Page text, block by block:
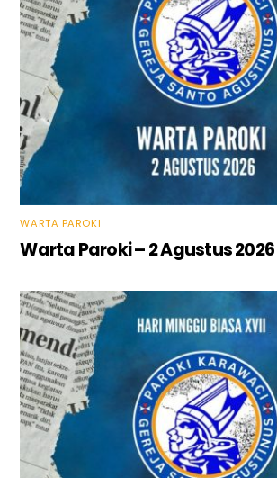
WARTA PAROKI
Warta Paroki – 2 Agustus 2026